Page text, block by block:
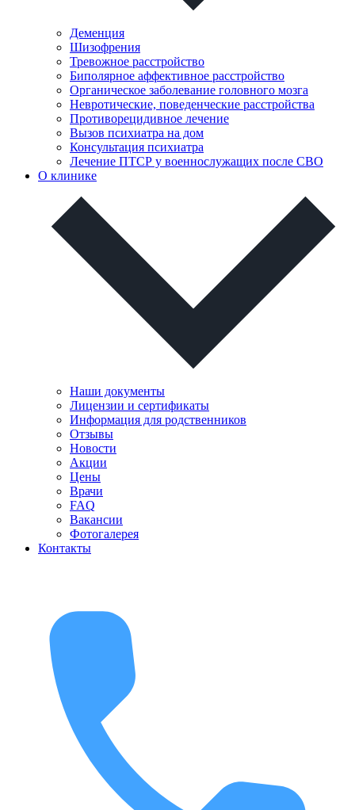
Деменция
Шизофрения
Тревожное расстройство
Биполярное аффективное расстройство
Органическое заболевание головного мозга
Невротические, поведенческие расстройства
Противорецидивное лечение
Вызов психиатра на дом
Консультация психиатра
Лечение ПТСР у военнослужащих после СВО
О клинике
Наши документы
Лицензии и сертификаты
Информация для родственников
Отзывы
Новости
Акции
Цены
Врачи
FAQ
Вакансии
Фотогалерея
Контакты